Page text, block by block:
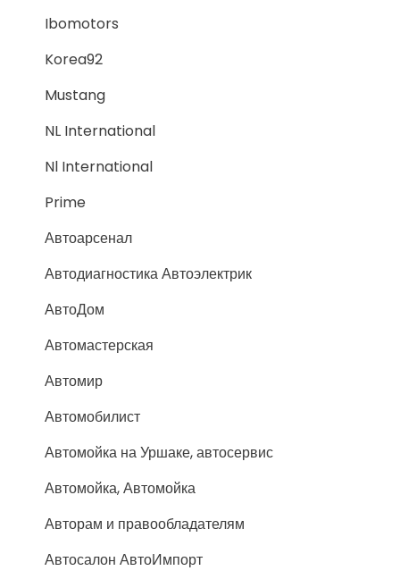
Ibomotors
Korea92
Mustang
NL International
Nl International
Prime
Автоарсенал
Автодиагностика Автоэлектрик
АвтоДом
Автомастерская
Автомир
Автомобилист
Автомойка на Уршаке, автосервис
Автомойка, Автомойка
Авторам и правообладателям
Автосалон АвтоИмпорт